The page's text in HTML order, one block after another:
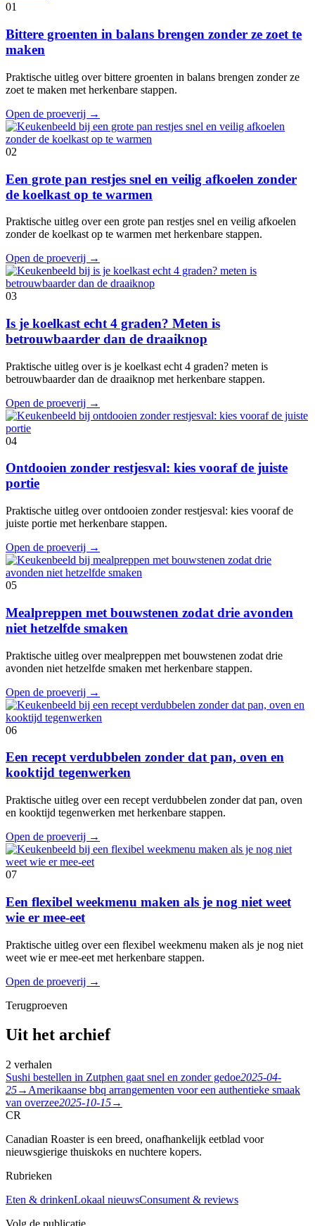
01
Bittere groenten in balans brengen zonder ze zoet te
maken
Praktische uitleg over bittere groenten in balans brengen zonder ze
zoet te maken met herkenbare stappen.
Open de proeverij →
02
Een grote pan restjes snel en veilig afkoelen zonder
de koelkast op te warmen
Praktische uitleg over een grote pan restjes snel en veilig afkoelen
zonder de koelkast op te warmen met herkenbare stappen.
Open de proeverij →
03
Is je koelkast echt 4 graden? Meten is
betrouwbaarder dan de draaiknop
Praktische uitleg over is je koelkast echt 4 graden? meten is
betrouwbaarder dan de draaiknop met herkenbare stappen.
Open de proeverij →
04
Ontdooien zonder restjesval: kies vooraf de juiste
portie
Praktische uitleg over ontdooien zonder restjesval: kies vooraf de
juiste portie met herkenbare stappen.
Open de proeverij →
05
Mealpreppen met bouwstenen zodat drie avonden
niet hetzelfde smaken
Praktische uitleg over mealpreppen met bouwstenen zodat drie
avonden niet hetzelfde smaken met herkenbare stappen.
Open de proeverij →
06
Een recept verdubbelen zonder dat pan, oven en
kooktijd tegenwerken
Praktische uitleg over een recept verdubbelen zonder dat pan, oven
en kooktijd tegenwerken met herkenbare stappen.
Open de proeverij →
07
Een flexibel weekmenu maken als je nog niet weet
wie er mee-eet
Praktische uitleg over een flexibel weekmenu maken als je nog niet
weet wie er mee-eet met herkenbare stappen.
Open de proeverij →
Terugproeven
Uit het archief
2 verhalen
Sushi bestellen in Zutphen gaat snel en zonder gedoe2025-04-
25→ Amerikaanse bbq arrangementen voor een authentieke smaak
van overzee2025-10-15→
CR
Canadian Roaster is een breed, onafhankelijk eetblad voor
nieuwsgierige thuiskoks en nuchtere kopers.
Rubrieken
Eten & drinkenLokaal nieuwsConsument & reviews